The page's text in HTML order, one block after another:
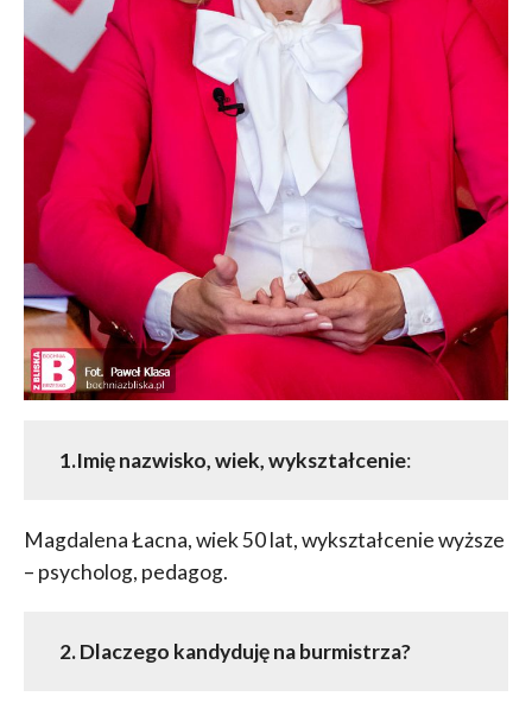
1.Imię nazwisko, wiek, wykształcenie:
Magdalena Łacna, wiek 50 lat, wykształcenie wyższe
– psycholog, pedagog.
2. Dlaczego kandyduję na burmistrza?